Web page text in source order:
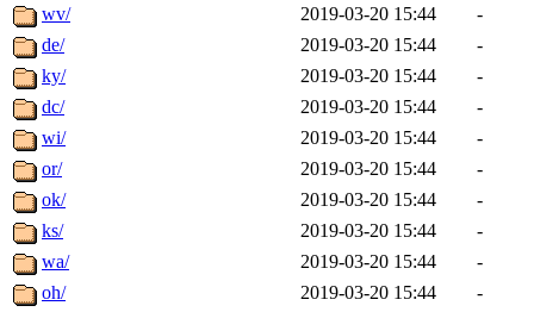
wv/
2019-03-20 15:44
-
de/
2019-03-20 15:44
-
ky/
2019-03-20 15:44
-
dc/
2019-03-20 15:44
-
wi/
2019-03-20 15:44
-
or/
2019-03-20 15:44
-
ok/
2019-03-20 15:44
-
ks/
2019-03-20 15:44
-
wa/
2019-03-20 15:44
-
oh/
2019-03-20 15:44
-